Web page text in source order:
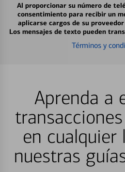
Al proporcionar su número de
consentimiento para recibir un
aplicarse cargos de su
Los mensajes de texto pueden
Términos y
Aprenda a
en cualquier
nuestras